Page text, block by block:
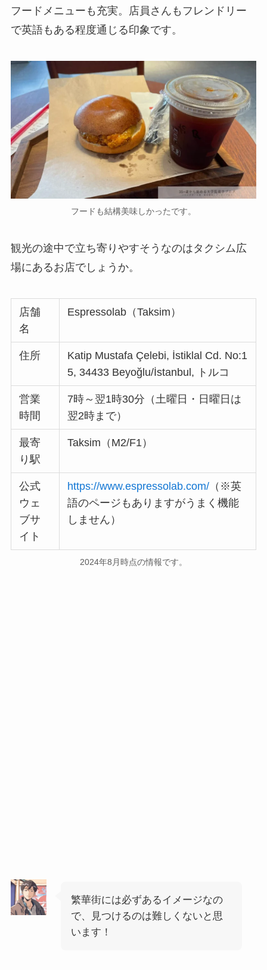
フードメニューも充実。店員さんもフレンドリー
で英語もある程度通じる印象です。
フードも結構美味しかったです。
観光の途中で立ち寄りやすそうなのはタクシム広
場にあるお店でしょうか。
店舗
名
Espressolab（Taksim）
住所
Katip Mustafa Çelebi, İstiklal Cd. No:1
5, 34433 Beyoğlu/İstanbul, トルコ
営業
時間
7時～翌1時30分（土曜日・日曜日は
翌2時まで）
最寄
り駅
Taksim（M2/F1）
公式
ウェ
ブサ
イト
https://www.espressolab.com/ （※英
語のページもありますがうまく機能
しません）
2024年8月時点の情報です。
繁華街には必ずあるイメージなの
で、見つけるのは難しくないと思
います！